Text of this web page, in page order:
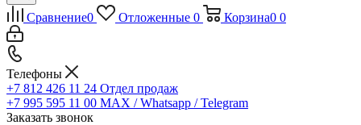
Сравнение0 Отложенные 0 Корзина0 0
Телефоны
+7 812 426 11 24 Отдел продаж
+7 995 595 11 00 MAX / Whatsapp / Telegram
Заказать звонок